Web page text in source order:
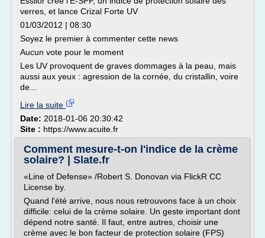
verres, et lance Crizal Forte UV
01/03/2012 | 08:30
Soyez le premier à commenter cette news
Aucun vote pour le moment
Les UV provoquent de graves dommages à la peau, mais
aussi aux yeux : agression de la cornée, du cristallin, voire
de...
Lire la suite
Date: 2018-01-06 20:30:42
Site : https://www.acuite.fr
Comment mesure-t-on l'indice de la crème
solaire? | Slate.fr
«Line of Defense» /Robert S. Donovan via FlickR CC
License by.
Quand l'été arrive, nous nous retrouvons face à un choix
difficile: celui de la crème solaire. Un geste important dont
dépend notre santé. Il faut, entre autres, choisir une
crème avec le bon facteur de protection solaire (FPS)